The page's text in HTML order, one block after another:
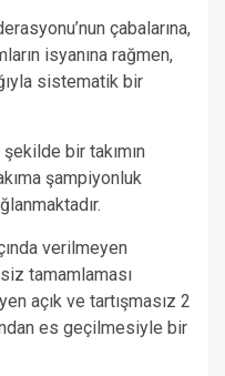
çabalarına,
isyanına rağmen,
sistematik bir
bir takımın
şampiyonluk
verilmeyen
tamamlaması
açık ve tartışmasız 2
es geçilmesiyle bir